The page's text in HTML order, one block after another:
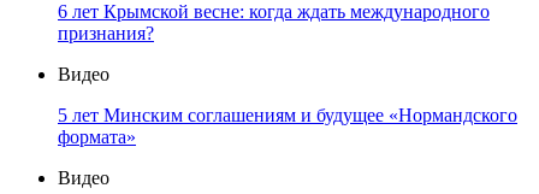
6 лет Крымской весне: когда ждать международного
признания?
Видео
5 лет Минским соглашениям и будущее «Нормандского
формата»
Видео